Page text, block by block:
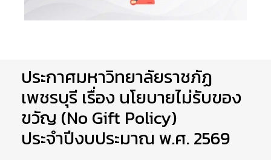
ประกาศมหาวิทยาลัยราชภัฏ
เพชรบุรี เรื่อง นโยบายไม่รับของ
ขวัญ (No Gift Policy)
ประจำปีงบประมาณ พ.ศ. 2569